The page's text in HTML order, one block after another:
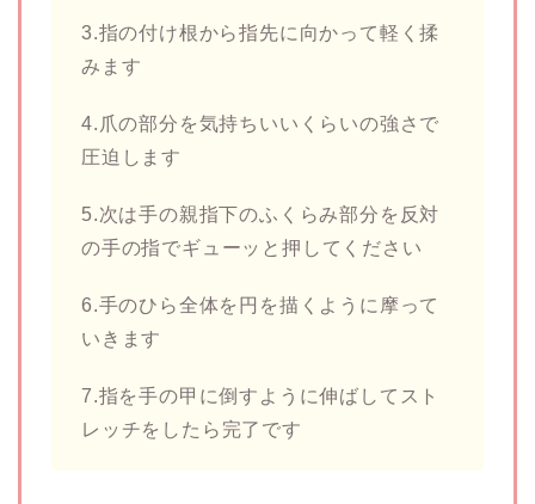
3.指の付け根から指先に向かって軽く揉
みます
4.爪の部分を気持ちいいくらいの強さで
圧迫します
5.次は手の親指下のふくらみ部分を反対
の手の指でギューッと押してください
6.手のひら全体を円を描くように摩って
いきます
7.指を手の甲に倒すように伸ばしてスト
レッチをしたら完了です